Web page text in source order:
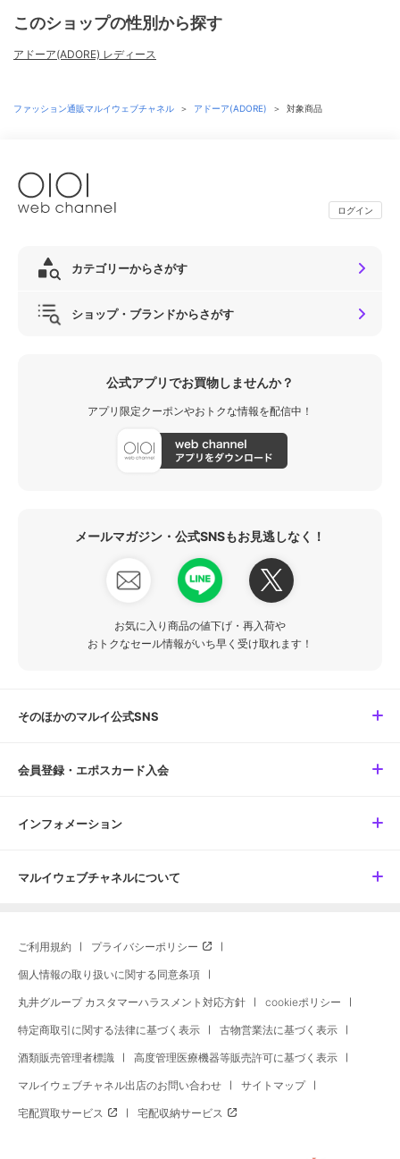
このショップの性別から探す
アドーア(ADORE) レディース
ファッション通販マルイウェブチャネル ＞ アドーア(ADORE) ＞ 対象商品
ログイン
カテゴリーからさがす
ショップ・ブランドからさがす
公式アプリでお買物しませんか？
アプリ限定クーポンやおトクな情報を配信中！
メールマガジン・公式SNSもお見逃しなく！
お気に入り商品の値下げ・再入荷や
おトクなセール情報がいち早く受け取れます！
そのほかのマルイ公式SNS
会員登録・エポスカード入会
インフォメーション
マルイウェブチャネルについて
ご利用規約 プライバシーポリシー
個人情報の取り扱いに関する同意条項
丸井グループ カスタマーハラスメント対応方針 cookieポリシー
特定商取引に関する法律に基づく表示 古物営業法に基づく表示
酒類販売管理者標識 高度管理医療機器等販売許可に基づく表示
マルイウェブチャネル出店のお問い合わせ サイトマップ
宅配買取サービス 宅配収納サービス